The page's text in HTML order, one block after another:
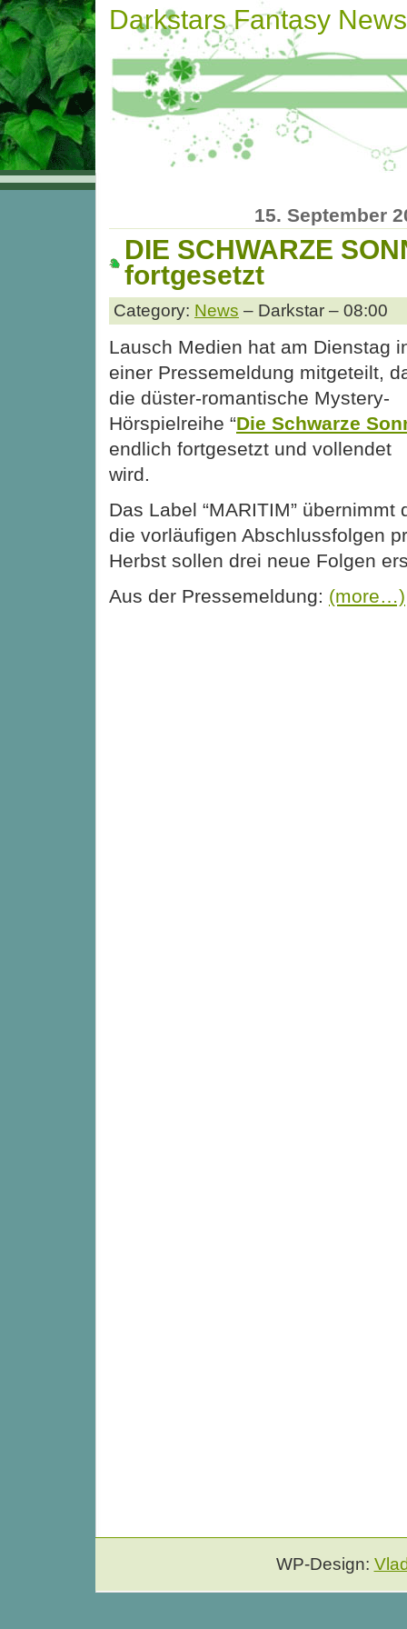
Darkstars Fantasy News
15. September
DIE SCHWARZE
fortgesetzt
Category: News – Darkstar – 08:00
Lausch Medien hat am Dienstag
einer Pressemeldung mitgeteilt,
die düster-romantische Mystery-
Hörspielreihe “Die Schwarze
endlich fortgesetzt und vollendet
wird.
Das Label “MARITIM”
die vorläufigen Abschlussfolgen
Herbst sollen drei neue Folgen
Aus der Pressemeldung: (more…)
WP-Design: